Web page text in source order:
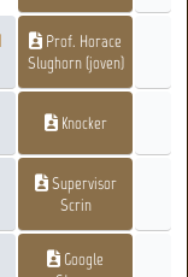
Prof. Horace
Slughorn (joven)
Knocker
Supervisor
Scrin
Google